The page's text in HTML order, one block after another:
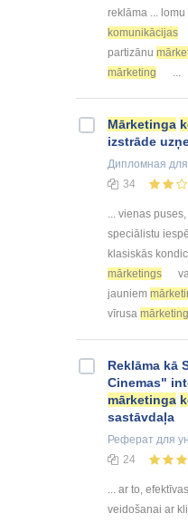
reklāma ... lomu
komunikācijas
partizānu
mārketing
...
Mārketinga
izstrāde
Дипломная
34
... vienas puses,
speciālistu
klasiskās
mārketings
jauniem
vīrusa
Reklāma kā
Cinemas"
mārketinga
sastāvdaļa
Реферат для
24
... ar to, efektīvas
veidošanai ar